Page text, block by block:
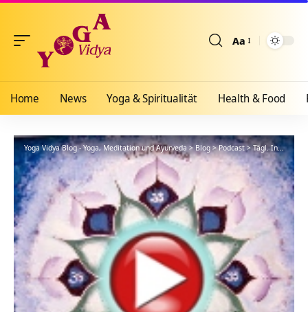
Aa
Home News Yoga & Spiritualität Health & Food
Yoga Vidya Blog - Yoga, Meditation und Ayurveda>Blog>Podcast>Tägl. Inspiration